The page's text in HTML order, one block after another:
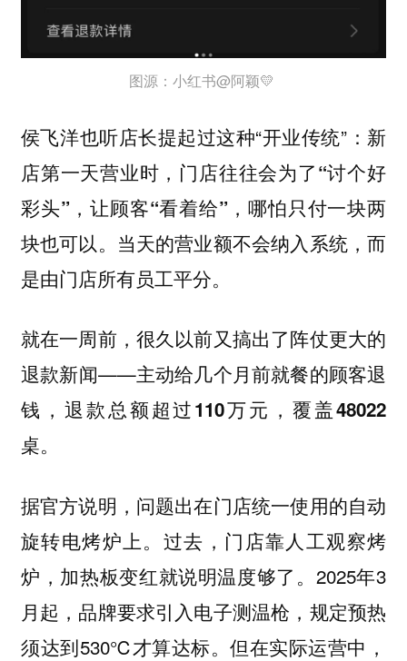
图源：小红书@阿颖💛
侯飞洋也听店长提起过这种“开业传统”： 新
店第一天营业时，门店往往会为了“讨个好
彩头”，让顾客“看着给”，哪怕只付一块两
块也可以。当天的营业额不会纳入系统，而
是由门店所有员工平分。
就在一周前，很久以前又搞出了阵仗更大的
退款新闻——主动给几个月前就餐的顾客退
钱，退款总额超过110万元，覆盖48022
桌。
据官方说明，问题出在门店统一使用的自动
旋转电烤炉上。过去，门店靠人工观察烤
炉，加热板变红就说明温度够了。2025年3
月起，品牌要求引入电子测温枪，规定预热
须达到530℃才算达标。但在实际运营中，